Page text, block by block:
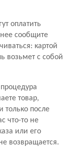
оплатить
сообщите
картой
возьмет с собой
товар,
только после
что-то не
или его
возвращается.